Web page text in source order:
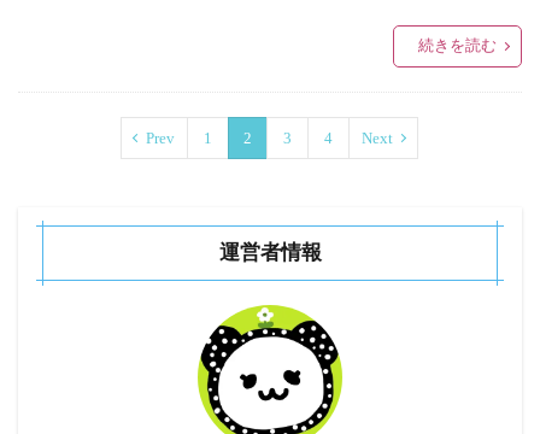
続きを読む
Prev 1 2 3 4 Next
運営者情報